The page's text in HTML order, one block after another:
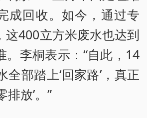
成回收。如今，通过专
这400立方米废水也达到
。李桐表示：“自此，14
全部踏上‘回家路’，真正
排放’。”